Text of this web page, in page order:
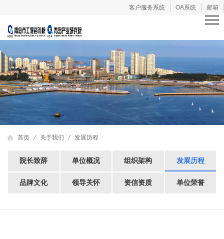
客户服务系统 OA系统 邮箱
首页 关于我们 发展历程
院长致辞 单位概况 组织架构 发展历程
品牌文化 领导关怀 资信资质 单位荣誉